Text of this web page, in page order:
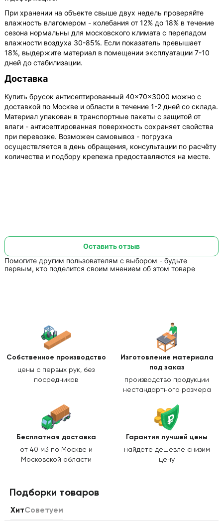
При хранении на объекте свыше двух недель проверяйте
влажность влагомером - колебания от 12% до 18% в течение
сезона нормальны для московского климата с перепадом
влажности воздуха 30-85%. Если показатель превышает
18%, выдержите материал в помещении эксплуатации 7-10
дней до стабилизации.
Доставка
Купить брусок антисептированный 40×70×3000 можно с
доставкой по Москве и области в течение 1-2 дней со склада.
Материал упакован в транспортные пакеты с защитой от
влаги - антисептированная поверхность сохраняет свойства
при перевозке. Возможен самовывоз - погрузка
осуществляется в день обращения, консультации по расчёту
количества и подбору крепежа предоставляются на месте.
Помогите другим пользователям с выбором - будьте
первым, кто поделится своим мнением об этом товаре
Оставить отзыв
Собственное производство
цены с первых рук, без
посредников
Изготовление материала
под заказ
производство продукции
нестандартного размера
Бесплатная доставка
от 40 м3 по Москве и
Московской области
Гарантия лучшей цены
найдете дешевле снизим
цену
Подборки товаров
ХитСоветуем